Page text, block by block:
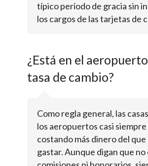
típico período de gracia sin
los cargos de las tarjetas de
¿Está en el
tasa de cambio?
Como regla general, las
los aeropuertos casi
costando más dinero del
gastar. Aunque digan que no